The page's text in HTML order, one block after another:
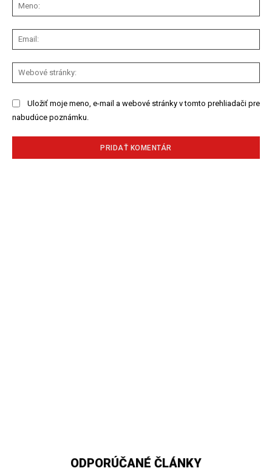
Uložiť moje meno, e-mail a webové stránky v tomto prehliadači pre
nabudúce poznámku.
ODPORÚČANÉ ČLÁNKY